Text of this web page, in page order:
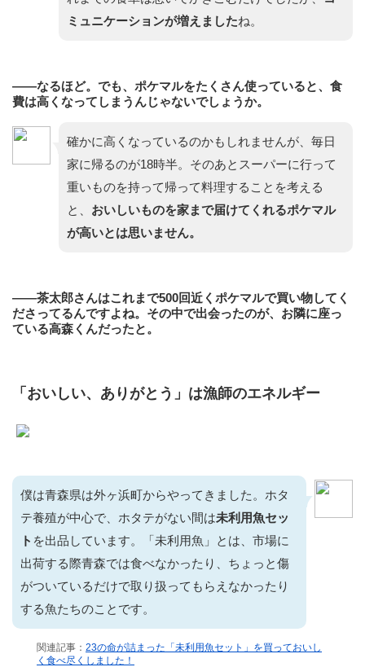
ミュニケーションが増えましたね。
——なるほど。でも、ポケマルをたくさん使っていると、食
費は高くなってしまうんじゃないでしょうか。
確かに高くなっているのかもしれませんが、毎日
家に帰るのが18時半。そのあとスーパーに行って
重いものを持って帰って料理することを考える
と、 おいしいものを家まで届けてくれるポケマル
が高いとは思いません。
——茶太郎さんはこれまで500回近くポケマルで買い物してく
ださってるんですよね。その中で出会ったのが、お隣に座っ
ている高森くんだったと。
「おいしい、ありがとう」は漁師のエネルギー
僕は青森県は外ヶ浜町からやってきました。ホタ
テ養殖が中心で、ホタテがない間は未利用魚セッ
ト を出品しています。「未利用魚」とは、市場に
出荷する際青森では食べなかったり、ちょっと傷
がついているだけで取り扱ってもらえなかったり
する魚たちのことです。
関連記事： 23の命が詰まった「未利用魚セット」を買っておいし
く食べ尽くしました！